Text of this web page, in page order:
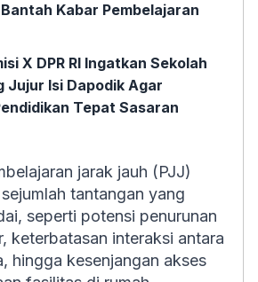
Kabar Pembelajaran
X DPR RI Ingatkan Sekolah
Jujur Isi Dapodik Agar
Tepat Sasaran
jarak jauh (PJJ)
tantangan yang
seperti potensi penurunan
keterbatasan interaksi antara
hingga kesenjangan akses